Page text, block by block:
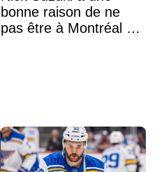
bonne raison de ne
pas être à Montréal cet